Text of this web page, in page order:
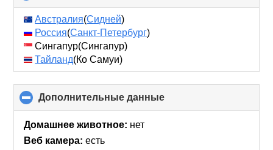
to
collapse
contents
Австралия(Сидней)
Россия(Санкт-Петербург)
Сингапур(Сингапур)
Тайланд(Ко Самуи)
Дополнительные данные
to
Домашнее животное: нет
Веб камера: есть